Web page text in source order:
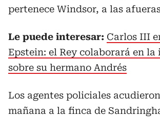
pertenece Windsor, a las
Le puede interesar: Carlos III
Epstein: el Rey colaborará en
sobre su hermano Andrés
Los agentes policiales
mañana a la finca de